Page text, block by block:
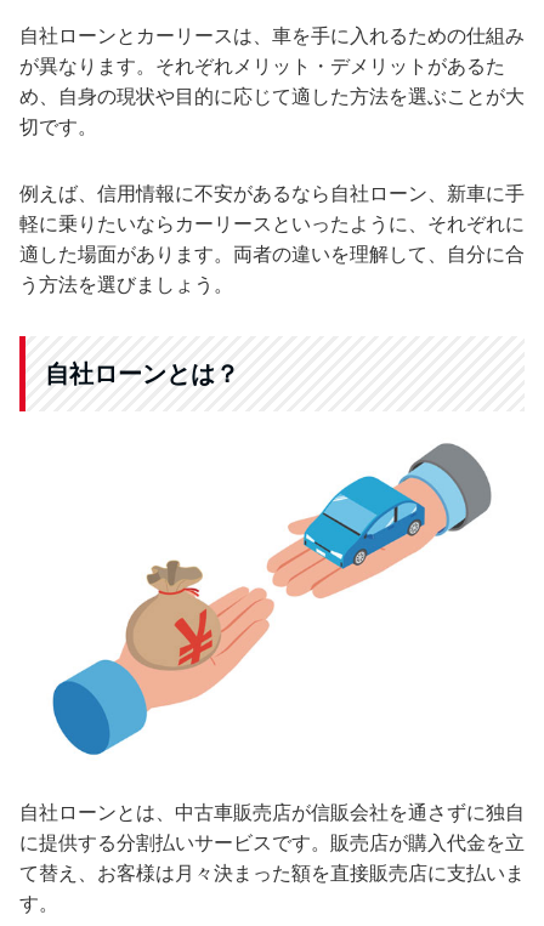
自社ローンとカーリースは、車を手に入れるための仕組み
が異なります。それぞれメリット・デメリットがあるた
め、自身の現状や目的に応じて適した方法を選ぶことが大
切です。
例えば、信用情報に不安があるなら自社ローン、新車に手
軽に乗りたいならカーリースといったように、それぞれに
適した場面があります。両者の違いを理解して、自分に合
う方法を選びましょう。
自社ローンとは？
自社ローンとは、中古車販売店が信販会社を通さずに独自
に提供する分割払いサービスです。販売店が購入代金を立
て替え、お客様は月々決まった額を直接販売店に支払いま
す。